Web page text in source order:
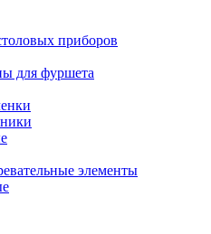
приборов
для фуршета
элементы